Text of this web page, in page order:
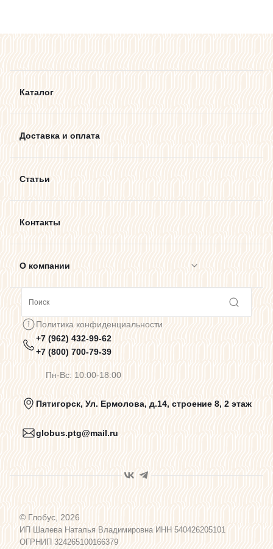
Каталог
Доставка и оплата
Статьи
Контакты
О компании
Предупреждения о цветопередаче
Политика конфиденциальности
Пользовательское соглашение
Программа лояльности
Политика конфиденциальности
+7 (962) 432-99-62
+7 (800) 700-79-39
Пн-Вс: 10:00-18:00
Пятигорск, Ул. Ермолова, д.14, строение 8, 2 этаж
globus.ptg@mail.ru
© Глобус, 2026
ИП Шалева Наталья Владимировна ИНН 540426205101
ОГРНИП 324265100166379